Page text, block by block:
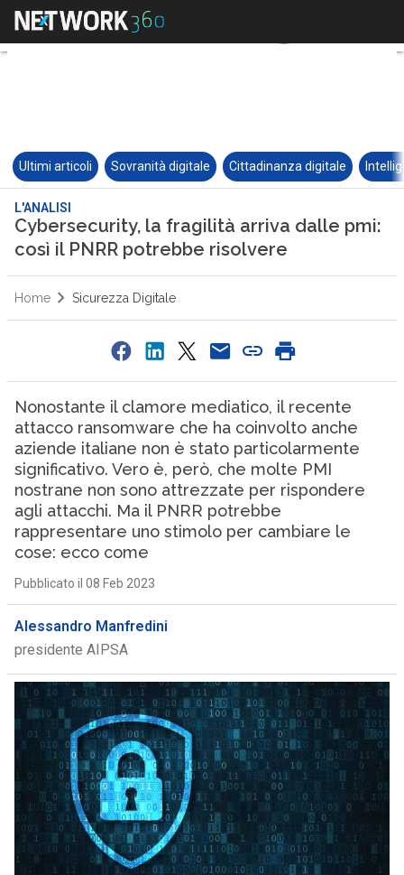
Ultimi articoli Sovranità digitale Cittadinanza digitale
L'ANALISI
Cybersecurity, la fragilità arriva dalle pmi:
così il PNRR potrebbe risolvere
Home Sicurezza Digitale
Nonostante il clamore mediatico, il recente
attacco ransomware che ha coinvolto anche
aziende italiane non è stato particolarmente
significativo. Vero è, però, che molte PMI
nostrane non sono attrezzate per rispondere
agli attacchi. Ma il PNRR potrebbe
rappresentare uno stimolo per cambiare le
cose: ecco come
Pubblicato il 08 Feb 2023
Alessandro Manfredini
presidente AIPSA